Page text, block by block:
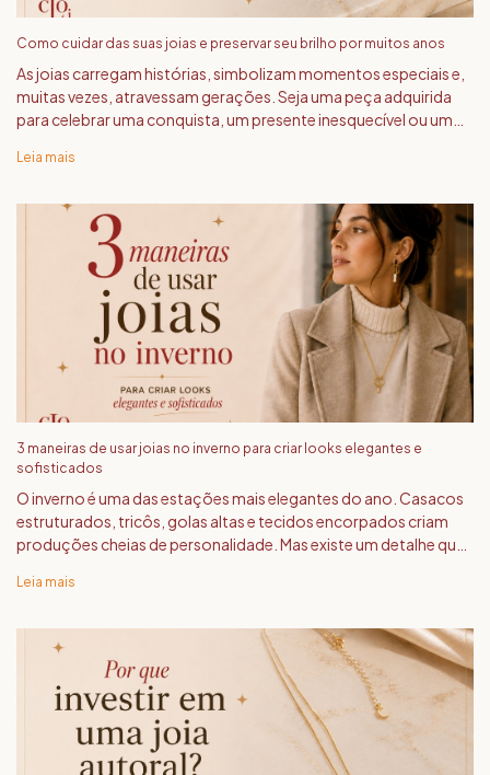
Como cuidar das suas joias e preservar seu brilho por muitos anos
As joias carregam histórias, simbolizam momentos especiais e,
muitas vezes, atravessam gerações. Seja uma peça adquirida
para celebrar uma conquista, um presente inesquecível ou um
toda a di
Leia mais
3 maneiras de usar joias no inverno para criar looks elegantes e
sofisticados
O inverno é uma das estações mais elegantes do ano. Casacos
estruturados, tricôs, golas altas e tecidos encorpados criam
produções cheias de personalidade. Mas existe um detalhe que
sofist
Leia mais